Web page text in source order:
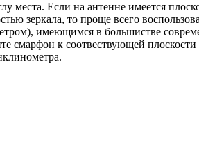
места. Если на антенне имеется
зеркала, то проще всего
имеющимся в большистве
смарфон к соотвествующей плоскости